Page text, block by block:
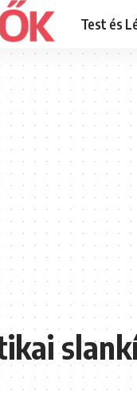
Test és